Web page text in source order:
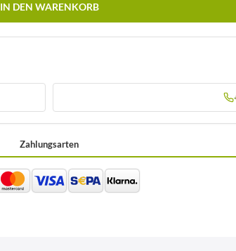
IN DEN WARENKORB
Zahlungsarten